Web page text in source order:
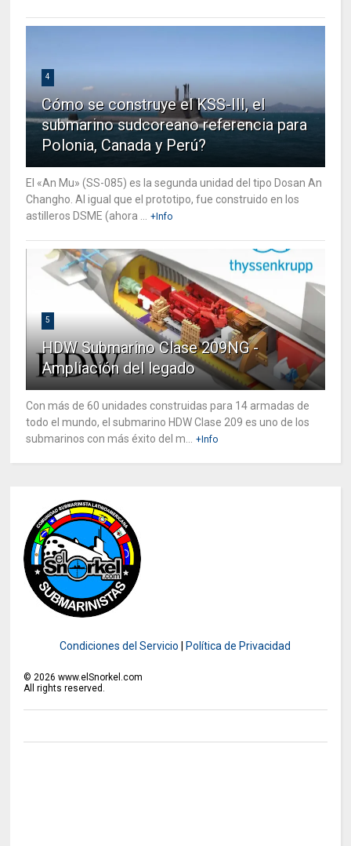
4
Cómo se construye el KSS-III, el
submarino sudcoreano referencia para
Polonia, Canada y Perú?
El «An Mu» (SS-085) es la segunda unidad del tipo Dosan An
Changho. Al igual que el prototipo, fue construido en los
astilleros DSME (ahora ...
+Info
5
HDW Submarino Clase 209NG -
Ampliación del legado
Con más de 60 unidades construidas para 14 armadas de
todo el mundo, el submarino HDW Clase 209 es uno de los
submarinos con más éxito del m...
+Info
Condiciones del Servicio Política de Privacidad
© 2026 www.elSnorkel.com
All rights reserved.